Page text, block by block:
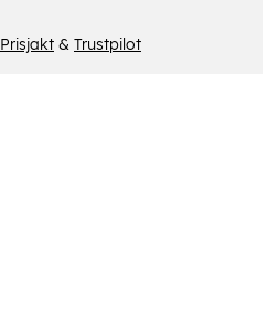
Prisjakt& Trustpilot